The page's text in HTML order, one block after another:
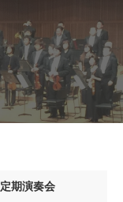
定期演奏会